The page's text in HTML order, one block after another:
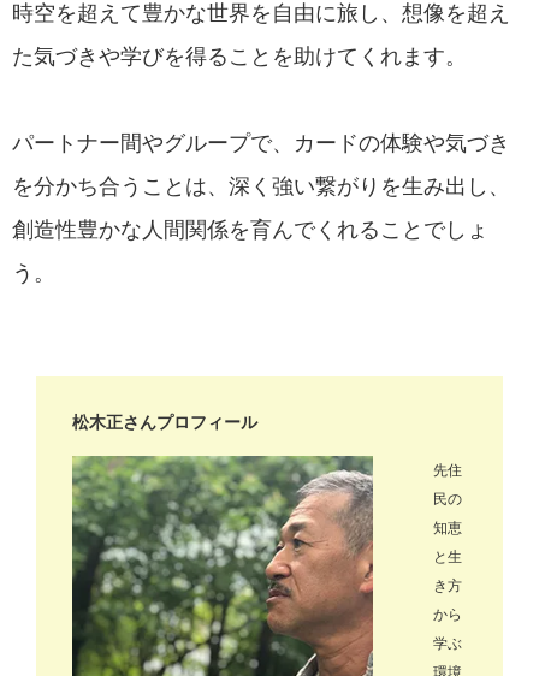
時空を超えて豊かな世界を自由に旅し、想像を超え
た気づきや学びを得ることを助けてくれます。
パートナー間やグループで、カードの体験や気づき
を分かち合うことは、深く強い繋がりを生み出し、
創造性豊かな人間関係を育んでくれることでしょ
う。
松木正さんプロフィール
先住
民の
知恵
と生
き方
から
学ぶ